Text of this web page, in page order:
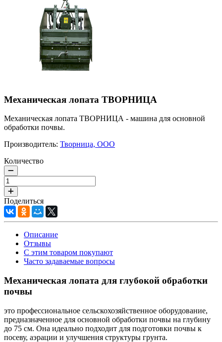
Механическая лопата ТВОРНИЦА
Механическая лопата ТВОРНИЦА - машина для основной
обработки почвы.
Производитель: Творница, ООО
Количество
Поделиться
Описание
Отзывы
С этим товаром покупают
Часто задаваемые вопросы
Механическая лопата для глубокой обработки
почвы
это профессиональное сельскохозяйственное оборудование,
предназначенное для основной обработки почвы на глубину
до 75 см. Она идеально подходит для подготовки почвы к
посеву, аэрации и улучшения структуры грунта.